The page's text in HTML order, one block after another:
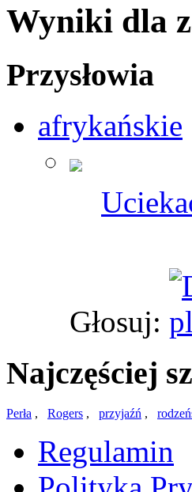
Wyniki dla
Przysłowia
afrykańskie
Głosuj:
Najczęściej
Perła , Rogers , przyjaźń ,
Regulamin